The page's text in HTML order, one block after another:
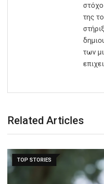
της
των
Related Articles
TOP STORIES